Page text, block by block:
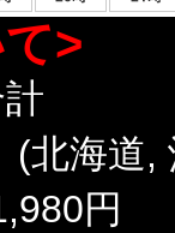
>
海道,
円